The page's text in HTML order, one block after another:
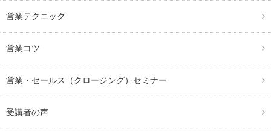
営業テクニック
営業コツ
営業・セールス（クロージング）セミナー
受講者の声